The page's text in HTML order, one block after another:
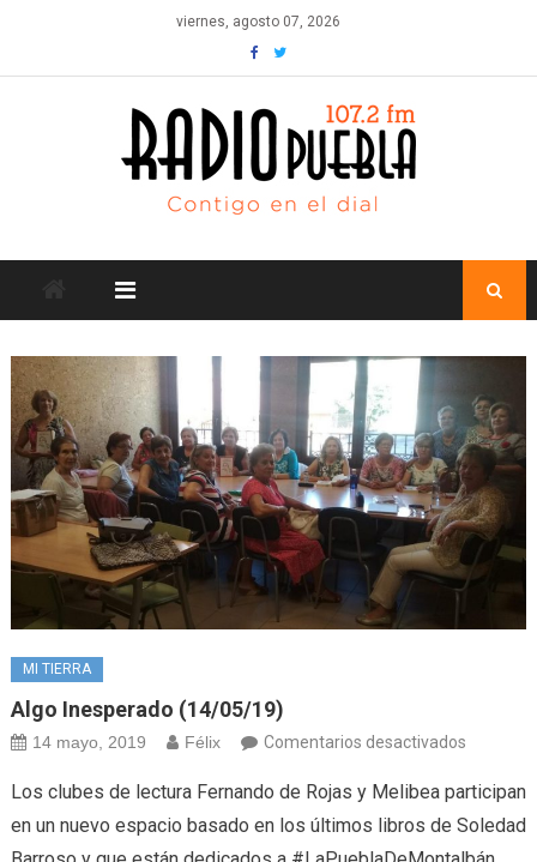
content
viernes, agosto 07, 2026
MI TIERRA
Algo Inesperado (14/05/19)
14 mayo, 2019 Félix Comentarios desactivadosen
(14/05/
Los clubes de lectura Fernando de Rojas y Melibea participan
en un nuevo espacio basado en los últimos libros de Soledad